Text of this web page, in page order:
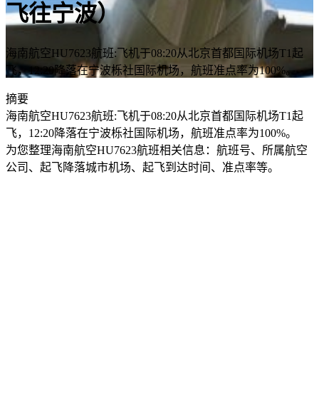
飞往宁波）
海南航空HU7623航班:飞机于08:20从北京首都国际机场T1起
飞，12:20降落在宁波栎社国际机场，航班准点率为100%。
摘要
海南航空HU7623航班:飞机于08:20从北京首都国际机场T1起
飞，12:20降落在宁波栎社国际机场，航班准点率为100%。
为您整理海南航空HU7623航班相关信息：航班号、所属航空
公司、起飞降落城市机场、起飞到达时间、准点率等。